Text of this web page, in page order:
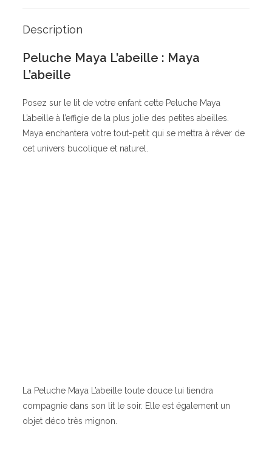
Description
Peluche Maya L’abeille : Maya
L’abeille
Posez sur le lit de votre enfant cette Peluche Maya
L’abeille à l’effigie de la plus jolie des petites abeilles.
Maya enchantera votre tout-petit qui se mettra à rêver de
cet univers bucolique et naturel.
La Peluche Maya L’abeille toute douce lui tiendra
compagnie dans son lit le soir. Elle est également un
objet déco très mignon.